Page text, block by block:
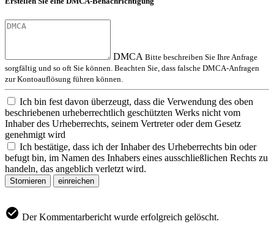
DMCA Bitte beschreiben Sie Ihre Anfrage
sorgfältig und so oft Sie können. Beachten Sie, dass falsche DMCA-Anfragen
zur Kontoauflösung führen können.
Ich bin fest davon überzeugt, dass die Verwendung des oben
beschriebenen urheberrechtlich geschützten Werks nicht vom
Inhaber des Urheberrechts, seinem Vertreter oder dem Gesetz
genehmigt wird
Ich bestätige, dass ich der Inhaber des Urheberrechts bin oder
befugt bin, im Namen des Inhabers eines ausschließlichen Rechts zu
handeln, das angeblich verletzt wird.
Stornieren einreichen
Der Kommentarbericht wurde erfolgreich gelöscht.